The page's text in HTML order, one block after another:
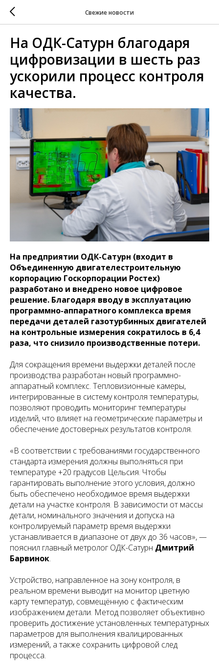
Свежие новости
На ОДК-Сатурн благодаря
цифровизации в шесть раз
ускорили процесс контроля
качества.
На предприятии ОДК-Сатурн (входит в
Объединенную двигателестроительную
корпорацию Госкорпорации Ростех)
разработано и внедрено новое цифровое
решение. Благодаря вводу в эксплуатацию
программно-аппаратного комплекса время
передачи деталей газотурбинных двигателей
на контрольные измерения сократилось в 6,4
раза, что снизило производственные потери.
Для сокращения времени выдержки деталей после
производства разработан новый программно-
аппаратный комплекс. Тепловизионные камеры,
интегрированные в систему контроля температуры,
позволяют проводить мониторинг температуры
изделий, что влияет на геометрические параметры и
обеспечение достоверных результатов контроля.
«В соответствии с требованиями государственного
стандарта измерения должны выполняться при
температуре +20 градусов Цельсия. Чтобы
гарантировать выполнение этого условия, должно
быть обеспечено необходимое время выдержки
детали на участке контроля. В зависимости от массы
детали, номинального значения и допуска на
контролируемый параметр время выдержки
устанавливается в диапазоне от двух до 36 часов», —
пояснил главный метролог ОДК-Сатурн Дмитрий
Барвинок.
Устройство, направленное на зону контроля, в
реальном времени выводит на монитор цветную
карту температур, совмещённую с фактическим
изображением детали. Метод позволяет объективно
проверить достижение установленных температурных
параметров для выполнения квалицированных
измерений, а также сохранить цифровой след
процесса.